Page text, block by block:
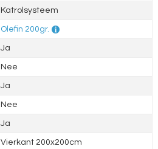
Katrolsysteem
Olefin 200gr.
Ja
Nee
Ja
Nee
Ja
Vierkant 200x200cm